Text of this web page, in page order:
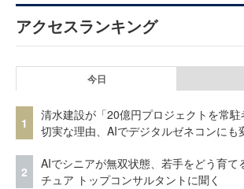
アクセスランキング
今日
1
清水建設が「20億円プロジェクトを常
切実な理由、AIでデジタルゼネコンにも
2
AIでシニアが無双状態、若手をどう育て
チュア トップコンサルタントに聞く